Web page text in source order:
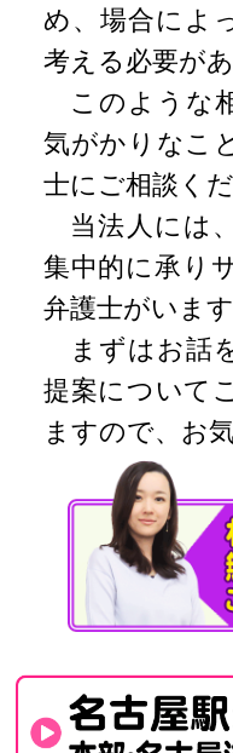
め、場合によ
考える必要があ
このような
気がかりなこ
士にご相談くだ
当法人には
集中的に承り
弁護士がいます
まずはお話
提案について
ますので、お